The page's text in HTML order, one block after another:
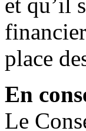
et qu’il
place
En
Le